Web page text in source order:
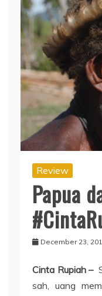
Review
Papua
December 23,
Cinta Rupiah –
sah, uang